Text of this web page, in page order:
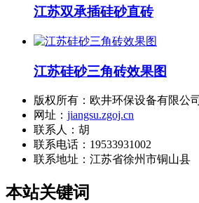
江苏双承插硅砂直砖
江苏硅砂三角砖效果图
版权所有：欧井环保设备有限公司
网址： jiangsu.zgoj.cn
联系人：胡
联系电话：19533931002
联系地址： 江苏省徐州市铜山县
本站关键词